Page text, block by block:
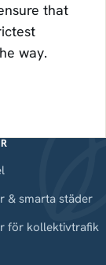
that
way.
& smarta städer
för kollektivtrafik